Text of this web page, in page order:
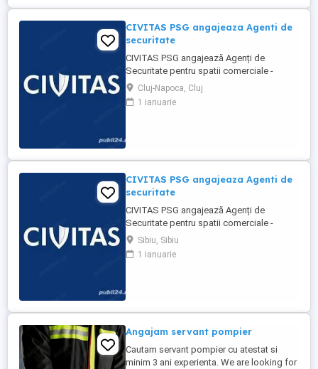
CIVITAS PSG angajeaza Agenti de
securitate
CIVITAS PSG angajează Agenți de
Securitate pentru spatii comerciale -
magazine de haine din Mall
Responsabilități: * Asigurarea securității
persoanelor și a bunurilor. * Monitorizarea
Cluj-Napoca, Cluj
1 ianuarie
CIVITAS PSG angajeaza Agenti de
securitate
CIVITAS PSG angajează Agenți de
Securitate pentru spatii comerciale -
magazine de haine sau bricolaj
Responsabilități: * Asigurarea securității
persoanelor și a bunurilor. * Monitorizarea
Sibiu, Sibiu
1 ianuarie
Angajam servant pompier
Cautam servant pompier cu atestat si
minim 3 ani experienta. We are looking for